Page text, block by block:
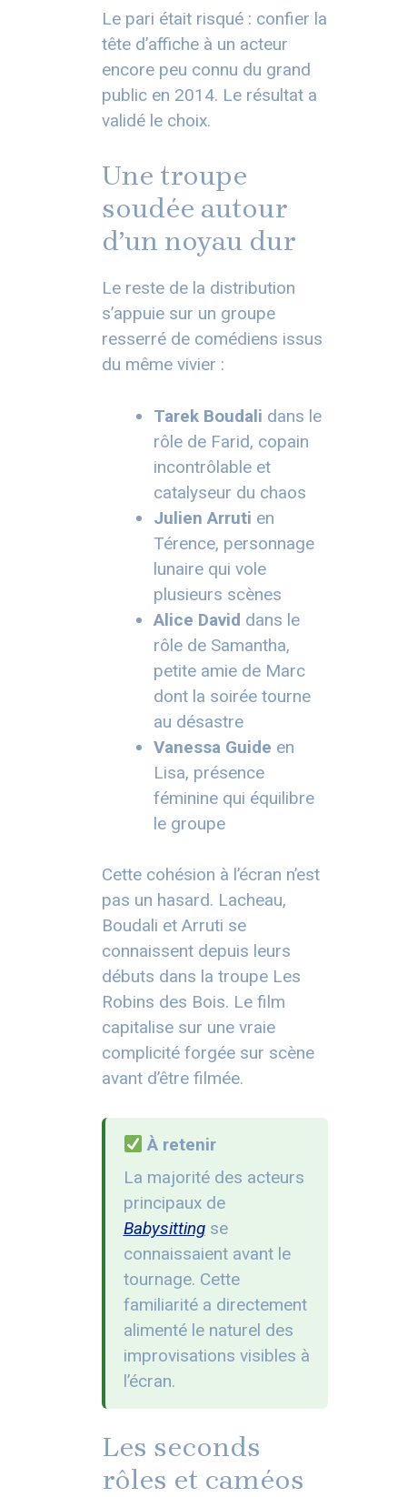
Le pari était risqué : confier la
tête d’affiche à un acteur
encore peu connu du grand
public en 2014. Le résultat a
validé le choix.
Une troupe
soudée autour
d’un noyau dur
Le reste de la distribution
s’appuie sur un groupe
resserré de comédiens issus
du même vivier :
Tarek Boudali dans le
rôle de Farid, copain
incontrôlable et
catalyseur du chaos
Julien Arruti en
Térence, personnage
lunaire qui vole
plusieurs scènes
Alice David dans le
rôle de Samantha,
petite amie de Marc
dont la soirée tourne
au désastre
Vanessa Guide en
Lisa, présence
féminine qui équilibre
le groupe
Cette cohésion à l’écran n’est
pas un hasard. Lacheau,
Boudali et Arruti se
connaissent depuis leurs
débuts dans la troupe Les
Robins des Bois. Le film
capitalise sur une vraie
complicité forgée sur scène
avant d’être filmée.
À retenir
La majorité des acteurs
principaux de
Babysittingse
connaissaient avant le
tournage. Cette
familiarité a directement
alimenté le naturel des
improvisations visibles à
l’écran.
Les seconds
rôles et caméos